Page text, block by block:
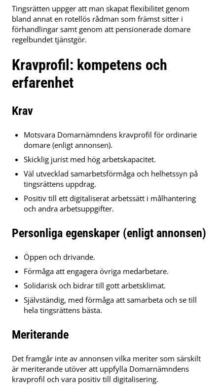
Tingsrätten uppger att man skapat flexibilitet genom
bland annat en rotellös rådman som främst sitter i
förhandlingar samt genom att pensionerade domare
regelbundet tjänstgör.
Kravprofil: kompetens och
erfarenhet
Krav
Motsvara Domarnämndens kravprofil för ordinarie
domare (enligt annonsen).
Skicklig jurist med hög arbetskapacitet.
Väl utvecklad samarbetsförmåga och helhetssyn på
tingsrättens uppdrag.
Positiv till ett digitaliserat arbetssätt i målhantering
och andra arbetsuppgifter.
Personliga egenskaper (enligt annonsen)
Öppen och drivande.
Förmåga att engagera övriga medarbetare.
Solidarisk och bidrar till gott arbetsklimat.
Självständig, med förmåga att samarbeta och se till
hela tingsrättens bästa.
Meriterande
Det framgår inte av annonsen vilka meriter som särskilt
är meriterande utöver att uppfylla Domarnämndens
kravprofil och vara positiv till digitalisering.